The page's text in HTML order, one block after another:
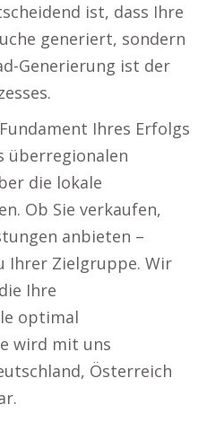
ist, dass Ihre
generiert, sondern
Generierung ist der
Ihres Erfolgs
überregionalen
die lokale
Ob Sie verkaufen,
anbieten –
Ihrer Zielgruppe. Wir
Ihre
optimal
wird mit uns
Österreich